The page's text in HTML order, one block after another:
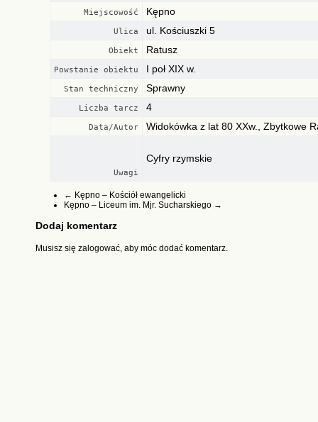
Miejscowość Kępno
Ulica ul. Kościuszki 5
Obiekt Ratusz
Powstanie obiektu I poł XIX w.
Stan techniczny Sprawny
Liczba tarcz 4
Data/Autor Widokówka z lat 80 XXw., Zbytkowe
Uwagi
Cyfry rzymskie
← Kępno – Kościół ewangelicki
Kępno – Liceum im. Mjr. Sucharskiego →
Dodaj komentarz
Musisz się zalogować, aby móc dodać komentarz.